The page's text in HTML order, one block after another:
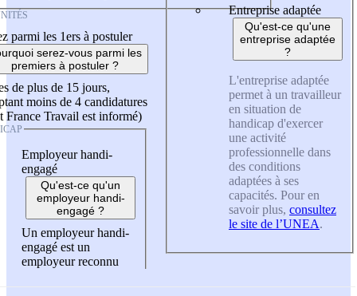
parmi les 1ers à postuler
serez-vous parmi les
premiers à postuler ?
de plus de 15 jours,
moins de 4 candidatures
France Travail est informé)
Employeur handi-
engagé
Qu'est-ce qu'un
employeur handi-
engagé ?
Un employeur handi-
engagé est un
employeur reconnu
Entreprise adaptée
Qu'est-ce qu'une
entreprise adaptée
?
L'entreprise adaptée
permet à un travailleur
en situation de
handicap d'exercer
une activité
professionnelle dans
des conditions
adaptées à ses
capacités. Pour en
savoir plus, consultez
le site de l’UNEA.